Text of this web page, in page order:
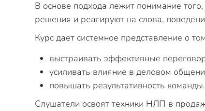
В основе подхода лежит понимание
решения и реагируют на слова,
Курс дает системное представление о
выстраивать эффективные
усиливать влияние в деловом
повышать результативность команды.
Слушатели освоят техники НЛП в